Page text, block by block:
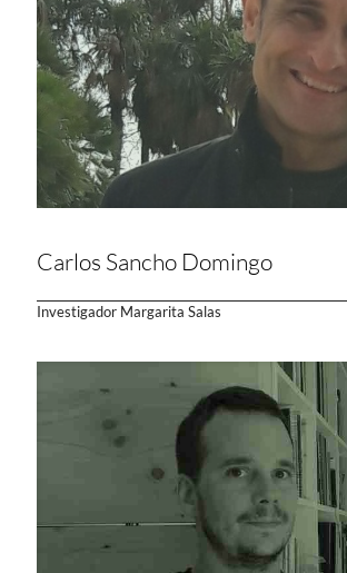
Carlos Sancho Domingo
Investigador Margarita Salas